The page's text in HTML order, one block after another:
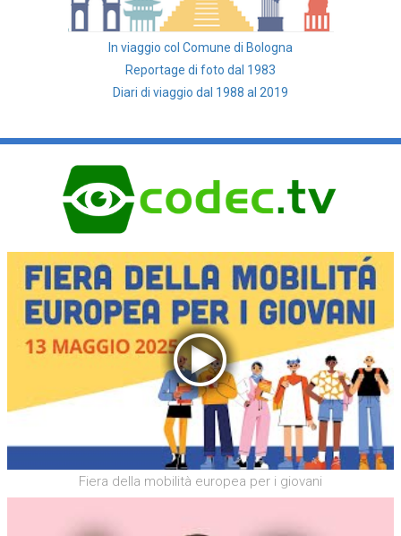
In viaggio col Comune di Bologna
Reportage di foto dal 1983
Diari di viaggio dal 1988 al 2019
Fiera della mobilità europea per i giovani